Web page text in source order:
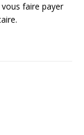
faire payer